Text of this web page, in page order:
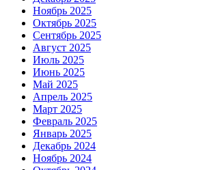
Ноябрь 2025
Октябрь 2025
Сентябрь 2025
Август 2025
Июль 2025
Июнь 2025
Май 2025
Апрель 2025
Март 2025
Февраль 2025
Январь 2025
Декабрь 2024
Ноябрь 2024